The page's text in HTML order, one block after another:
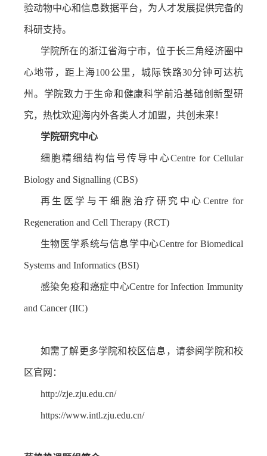
验动物中心和信息数据平台，为人才发展提供完备的
科研支持。
学院所在的浙江省海宁市，位于长三角经济圈中
心地带，距上海100公里，城际铁路30分钟可达杭
州。学院致力于生命和健康科学前沿基础创新型研
究，热忱欢迎海内外各类人才加盟，共创未来！
学院研究中心
细胞精细结构信号传导中心Centre for Cellular
Biology and Signalling (CBS)
再生医学与干细胞治疗研究中心 Centre for
Regeneration and Cell Therapy (RCT)
生物医学系统与信息学中心Centre for Biomedical
Systems and Informatics (BSI)
感染免疫和癌症中心Centre for Infection Immunity
and Cancer (IIC)
如需了解更多学院和校区信息，请参阅学院和校
区官网：
http://zje.zju.edu.cn/
https://www.intl.zju.edu.cn/